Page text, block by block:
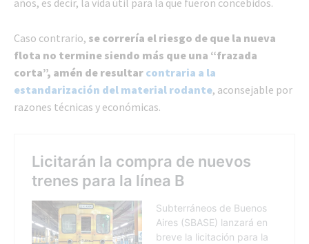
Caso contrario, se correría el riesgo de que la nueva
flota no termine siendo más que una “frazada
corta”, amén de resultar contraria a la
estandarización del material rodante, aconsejable por
razones técnicas y económicas.